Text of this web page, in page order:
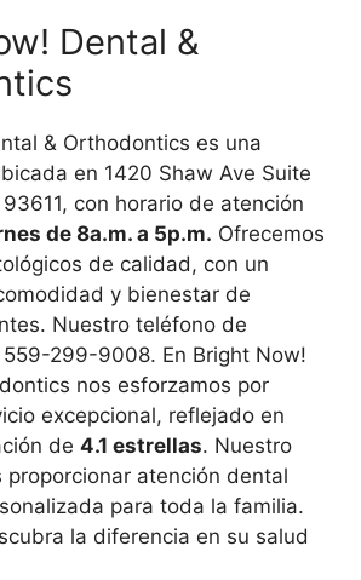
Dental &
& Orthodontics es una
en 1420 Shaw Ave Suite
93611, con horario de atención
de 8a.m. a 5p.m. Ofrecemos
de calidad, con un
y bienestar de
Nuestro teléfono de
299-9008. En Bright Now!
nos esforzamos por
excepcional, reflejado en
de 4.1 estrellas. Nuestro
proporcionar atención dental
para toda la familia.
la diferencia en su salud